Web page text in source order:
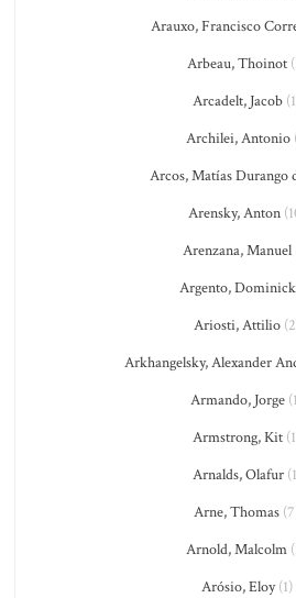
Arauxo, Francisco
Arbeau, Thoinot
Arcadelt, Jacob
Archilei, Antonio
Arcos, Matías Durango
Arensky, Anton
Arenzana, Manuel
Argento, Dominick
Ariosti, Attilio
Arkhangelsky, Alexander
Armando, Jorge
Armstrong, Kit
Arnalds, Olafur
Arne, Thomas
Arnold, Malcolm
Arósio, Eloy(1)